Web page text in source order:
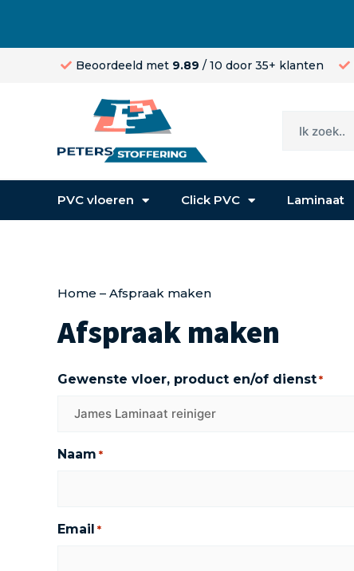
Beoordeeld met 9.89 / 10 door 35+ klanten
PVC vloeren Click PVC Laminaat
Home – Afspraak maken
Afspraak maken
Gewenste vloer, product en/of dienst *
Naam *
Email *